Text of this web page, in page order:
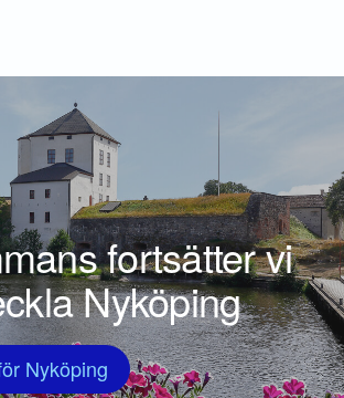
fortsätter vi
Nyköping
Nyköping